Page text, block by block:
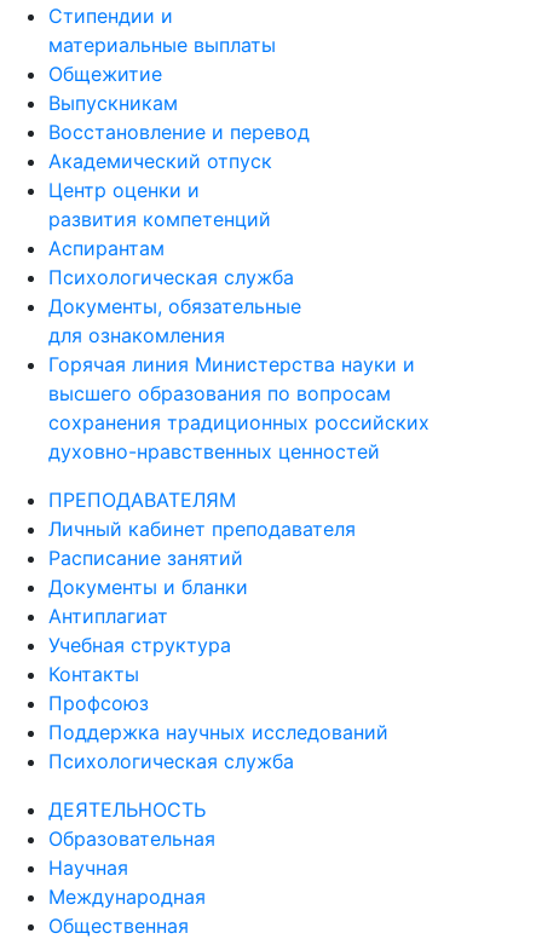
Стипендии и
материальные выплаты
Общежитие
Выпускникам
Восстановление и перевод
Академический отпуск
Центр оценки и
развития компетенций
Аспирантам
Психологическая служба
Документы, обязательные
для ознакомления
Горячая линия Министерства науки и
высшего образования по вопросам
сохранения традиционных российских
духовно-нравственных ценностей
ПРЕПОДАВАТЕЛЯМ
Личный кабинет преподавателя
Расписание занятий
Документы и бланки
Антиплагиат
Учебная структура
Контакты
Профсоюз
Поддержка научных исследований
Психологическая служба
ДЕЯТЕЛЬНОСТЬ
Образовательная
Научная
Международная
Общественная